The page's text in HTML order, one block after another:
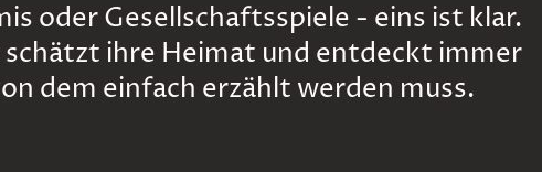
oder Gesellschaftsspiele - eins ist klar.
ihre Heimat und entdeckt immer
dem einfach erzählt werden muss.